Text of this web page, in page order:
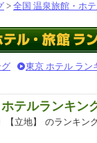
> 全国 温泉旅館・ホ
東京 ホテル ラン
テルランキン
立地】 のランキン